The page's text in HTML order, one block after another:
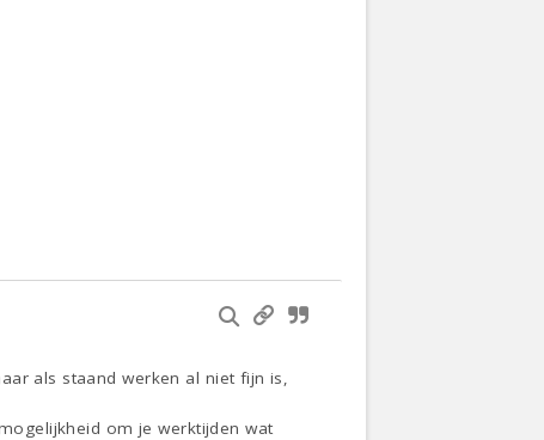
als staand werken al niet fijn is,
om je werktijden wat